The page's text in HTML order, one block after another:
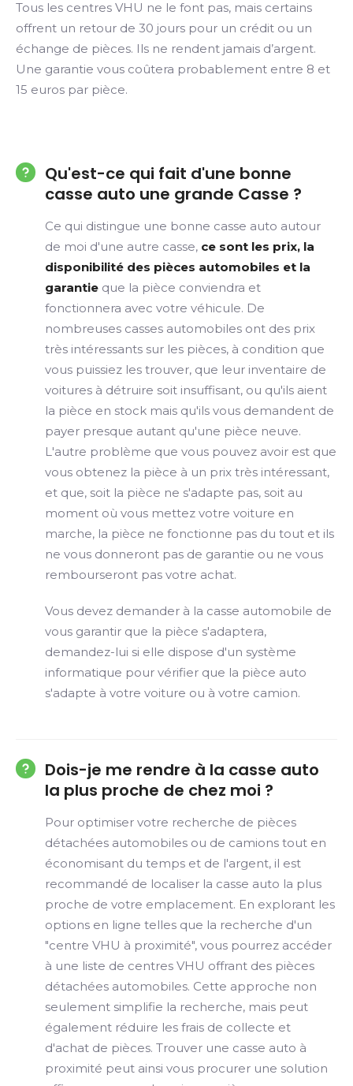
Tous les centres VHU ne le font pas, mais certains
offrent un retour de 30 jours pour un crédit ou un
échange de pièces. Ils ne rendent jamais d’argent.
Une garantie vous coûtera probablement entre 8 et
15 euros par pièce.
Qu'est-ce qui fait d'une bonne
casse auto une grande Casse ?
Ce qui distingue une bonne casse auto autour
de moi d'une autre casse, ce sont les prix, la
disponibilité des pièces automobiles et la
garantie que la pièce conviendra et
fonctionnera avec votre véhicule. De
nombreuses casses automobiles ont des prix
très intéressants sur les pièces, à condition que
vous puissiez les trouver, que leur inventaire de
voitures à détruire soit insuffisant, ou qu'ils aient
la pièce en stock mais qu'ils vous demandent de
payer presque autant qu'une pièce neuve.
L'autre problème que vous pouvez avoir est que
vous obtenez la pièce à un prix très intéressant,
et que, soit la pièce ne s'adapte pas, soit au
moment où vous mettez votre voiture en
marche, la pièce ne fonctionne pas du tout et ils
ne vous donneront pas de garantie ou ne vous
rembourseront pas votre achat.
Vous devez demander à la casse automobile de
vous garantir que la pièce s'adaptera,
demandez-lui si elle dispose d'un système
informatique pour vérifier que la pièce auto
s'adapte à votre voiture ou à votre camion.
Dois-je me rendre à la casse auto
la plus proche de chez moi ?
Pour optimiser votre recherche de pièces
détachées automobiles ou de camions tout en
économisant du temps et de l'argent, il est
recommandé de localiser la casse auto la plus
proche de votre emplacement. En explorant les
options en ligne telles que la recherche d'un
"centre VHU à proximité", vous pourrez accéder
à une liste de centres VHU offrant des pièces
détachées automobiles. Cette approche non
seulement simplifie la recherche, mais peut
également réduire les frais de collecte et
d'achat de pièces. Trouver une casse auto à
proximité peut ainsi vous procurer une solution